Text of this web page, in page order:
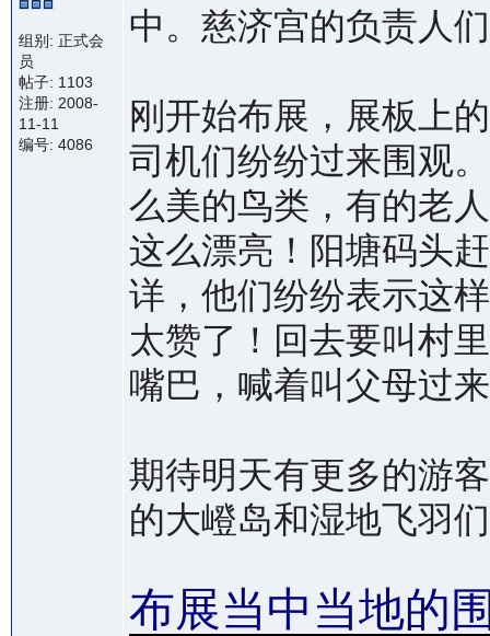
组别: 正式会
员
帖子: 1103
注册: 2008-
11-11
编号: 4086
中。慈济宫的负责人
刚开始布展，展板上
司机们纷纷过来围观
么美的鸟类，有的老
这么漂亮！阳塘码头
详，他们纷纷表示这
太赞了！回去要叫村
嘴巴，喊着叫父母过
期待明天有更多的游
的大嶝岛和湿地飞羽
布展当中当地的